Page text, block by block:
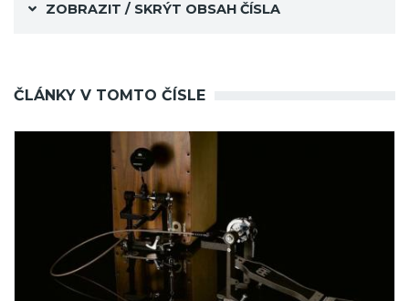
ZOBRAZIT / SKRÝT OBSAH ČÍSLA
ČLÁNKY V TOMTO ČÍSLE